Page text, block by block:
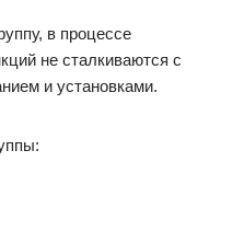
в процессе
не сталкиваются с
и установками.